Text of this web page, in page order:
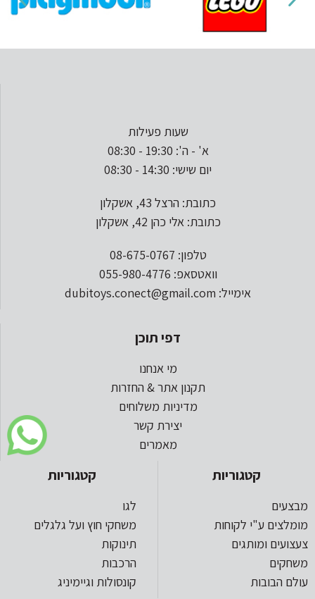
שעות פעילות
א' - ה': 19:30 - 08:30
יום שישי: 14:30 - 08:30
כתובת: הרצל 43, אשקלון
כתובת: אלי כהן 42, אשקלון
טלפון: 08-675-0767
וואטסאפ: 055-980-4776
אימייל: dubitoys.conect@gmail.com
דפי תוכן
מי אנחנו
תקנון אתר & החזרות
מדיניות משלוחים
יצירת קשר
מאמרים
קטגוריות
מבצעים
מומלצים ע"י לקוחות
צעצועים ומותגים
משחקים
עולם הבובות
קטגוריות
לגו
משחקי חוץ ועל גלגלים
תינוקות
הרכבות
קונסולות וגיימיניג